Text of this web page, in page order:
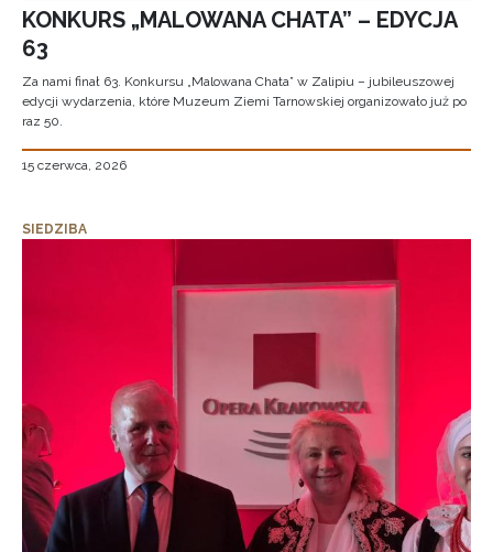
KONKURS „MALOWANA CHATA” – EDYCJA
63
Za nami finał 63. Konkursu „Malowana Chata” w Zalipiu – jubileuszowej
edycji wydarzenia, które Muzeum Ziemi Tarnowskiej organizowało już po
raz 50.
15 czerwca, 2026
SIEDZIBA